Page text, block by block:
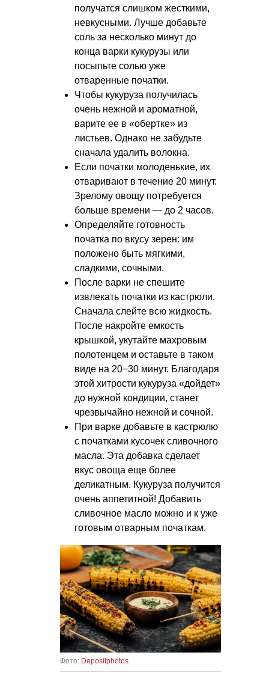
получатся слишком жесткими,
невкусными. Лучше добавьте
соль за несколько минут до
конца варки кукурузы или
посыпьте солью уже
отваренные початки.
Чтобы кукуруза получилась
очень нежной и ароматной,
варите ее в «обертке» из
листьев. Однако не забудьте
сначала удалить волокна.
Если початки молоденькие, их
отваривают в течение 20 минут.
Зрелому овощу потребуется
больше времени — до 2 часов.
Определяйте готовность
початка по вкусу зерен: им
положено быть мягкими,
сладкими, сочными.
После варки не спешите
извлекать початки из кастрюли.
Сначала слейте всю жидкость.
После накройте емкость
крышкой, укутайте махровым
полотенцем и оставьте в таком
виде на 20−30 минут. Благодаря
этой хитрости кукуруза «дойдет»
до нужной кондиции, станет
чрезвычайно нежной и сочной.
При варке добавьте в кастрюлю
с початками кусочек сливочного
масла. Эта добавка сделает
вкус овоща еще более
деликатным. Кукуруза получится
очень аппетитной! Добавить
сливочное масло можно и к уже
готовым отварным початкам.
Фото: Depositphotos